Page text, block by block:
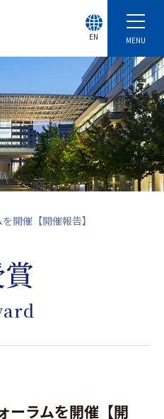
MENU
EN
開催【開催報告】
ーラムを開催【開